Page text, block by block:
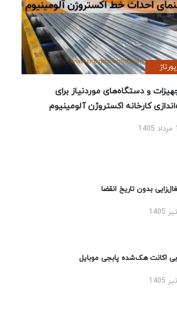
و دستگاه‌های موردنیاز برای
کارخانه اکستروژن آلومینیوم
بدون تاریخ انقضا
اکانت هک‌شده پابجی موبایل